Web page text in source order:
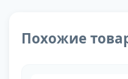
Похожие